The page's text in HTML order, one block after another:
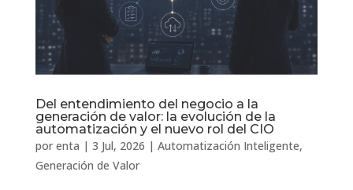
Del entendimiento del negocio a la
generación de valor: la evolución de la
automatización y el nuevo rol del CIO
por enta | 3 Jul, 2026 | Automatización Inteligente,
Generación de Valor